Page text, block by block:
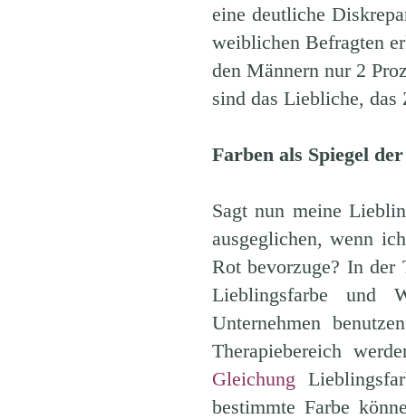
eine deutliche
weiblichen Befragten
den Männern nur 2
sind das Liebliche, das
Farben als Spiegel der
Sagt nun meine
ausgeglichen, wenn
Rot bevorzuge? In der
Lieblingsfarbe und
Unternehmen
Therapiebereich
Gleichung
bestimmte Farbe